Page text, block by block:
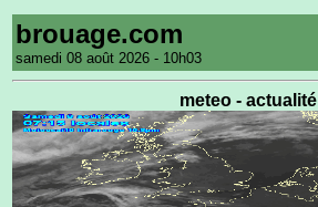
brouage.com
samedi 08 août 2026 - 10h03
meteo - actualité